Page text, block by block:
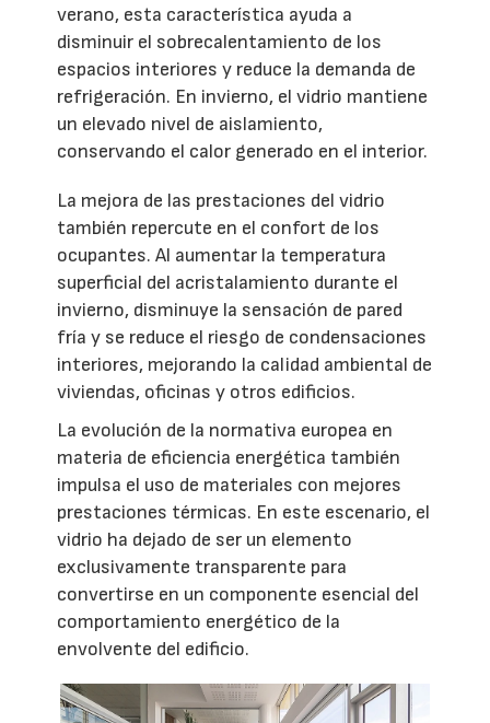
verano, esta característica ayuda a
disminuir el sobrecalentamiento de los
espacios interiores y reduce la demanda de
refrigeración. En invierno, el vidrio mantiene
un elevado nivel de aislamiento,
conservando el calor generado en el interior.
La mejora de las prestaciones del vidrio
también repercute en el confort de los
ocupantes. Al aumentar la temperatura
superficial del acristalamiento durante el
invierno, disminuye la sensación de pared
fría y se reduce el riesgo de condensaciones
interiores, mejorando la calidad ambiental de
viviendas, oficinas y otros edificios.
La evolución de la normativa europea en
materia de eficiencia energética también
impulsa el uso de materiales con mejores
prestaciones térmicas. En este escenario, el
vidrio ha dejado de ser un elemento
exclusivamente transparente para
convertirse en un componente esencial del
comportamiento energético de la
envolvente del edificio.